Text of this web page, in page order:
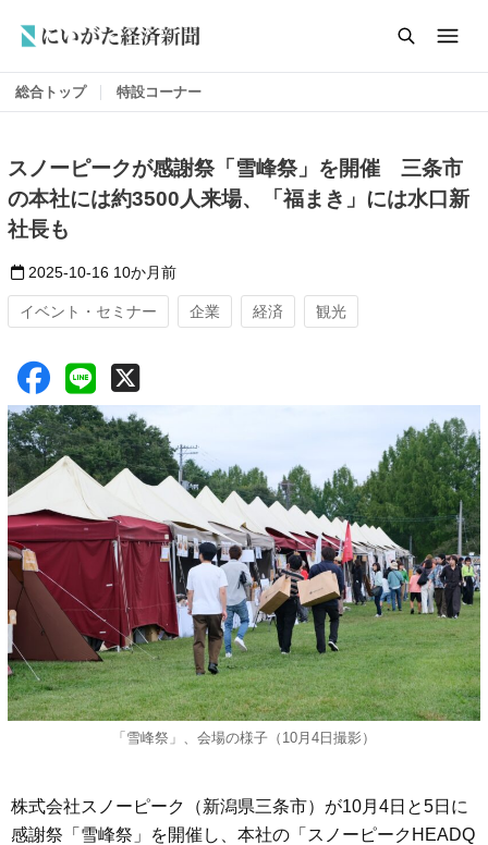
総合トップ 特設コーナー
スノーピークが感謝祭「雪峰祭」を開催 三条市
の本社には約3500人来場、「福まき」には水口新
社長も
2025-10-16 10か月前
イベント・セミナー 企業 経済 観光
「雪峰祭」、会場の様子（10月4日撮影）
株式会社スノーピーク（新潟県三条市）が10月4日と5日に
感謝祭「雪峰祭」を開催し、本社の「スノーピークHEADQ